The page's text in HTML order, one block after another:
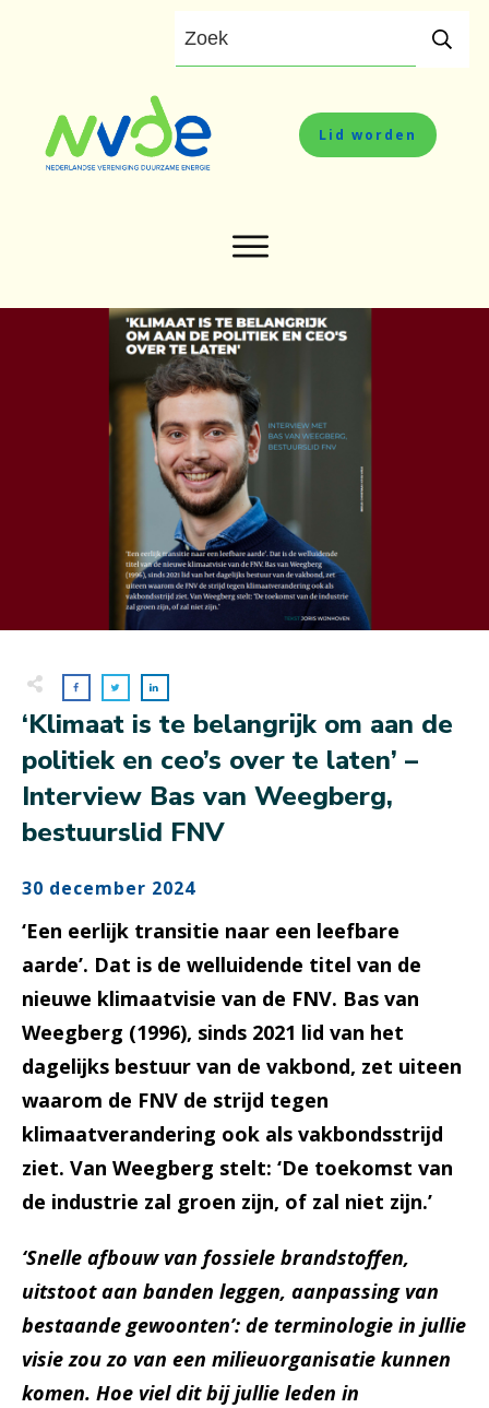
Lid worden
‘Klimaat is te belangrijk om aan de
politiek en ceo’s over te laten’ –
Interview Bas van Weegberg,
bestuurslid FNV
30 december 2024
‘Een eerlijk transitie naar een leefbare
aarde’. Dat is de welluidende titel van de
nieuwe klimaatvisie van de FNV. Bas van
Weegberg (1996), sinds 2021 lid van het
dagelijks bestuur van de vakbond, zet uiteen
waarom de FNV de strijd tegen
klimaatverandering ook als vakbondsstrijd
ziet. Van Weegberg stelt: ‘De toekomst van
de industrie zal groen zijn, of zal niet zijn.’
‘Snelle afbouw van fossiele brandstoffen,
uitstoot aan banden leggen, aanpassing van
bestaande gewoonten’: de terminologie in jullie
visie zou zo van een milieuorganisatie kunnen
komen. Hoe viel dit bij jullie leden in